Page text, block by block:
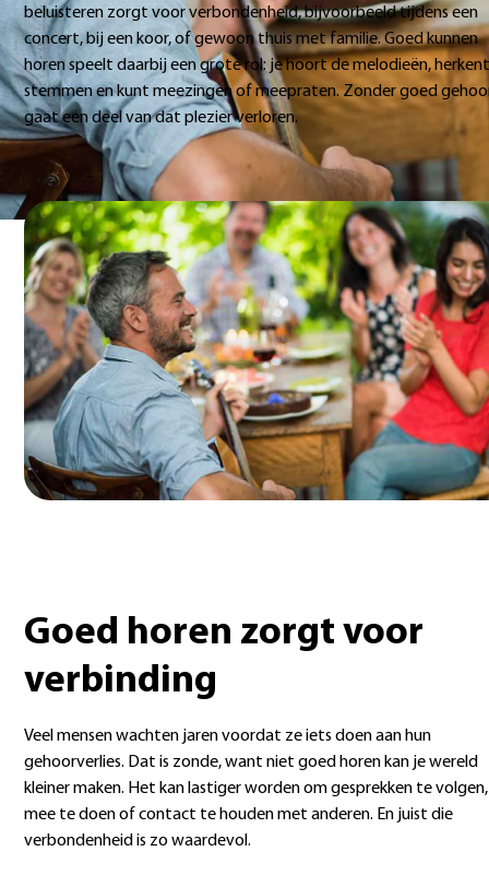
beluisteren zorgt voor verbondenheid, bijvoorbeeld tijdens een
concert, bij een koor, of gewoon thuis met familie. Goed kunnen
horen speelt daarbij een grote rol: je hoort de melodieën,
stemmen en kunt meezingen of meepraten. Zonder goed
gaat een deel van dat plezier verloren.
Goed horen zorgt voor
verbinding
Veel mensen wachten jaren voordat ze iets doen aan hun
gehoorverlies. Dat is zonde, want niet goed horen kan je wereld
kleiner maken. Het kan lastiger worden om gesprekken te volgen,
mee te doen of contact te houden met anderen. En juist die
verbondenheid is zo waardevol.